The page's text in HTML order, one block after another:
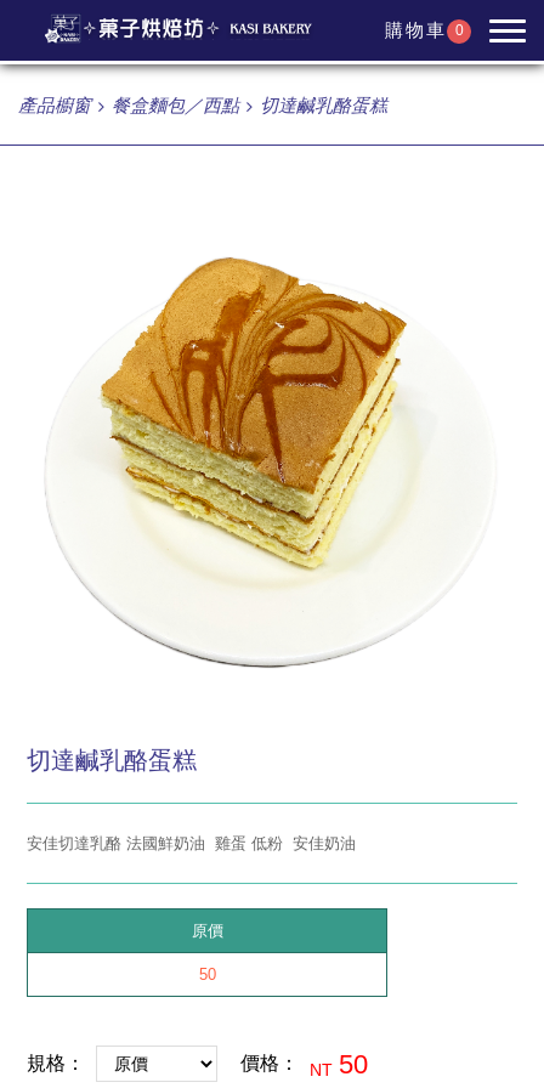
購物車 0
產品櫥窗 餐盒麵包／西點 切達鹹乳酪蛋糕
切達鹹乳酪蛋糕
安佳切達乳酪 法國鮮奶油 雞蛋 低粉 安佳奶油
原價
50
規格： 價格： NT 50